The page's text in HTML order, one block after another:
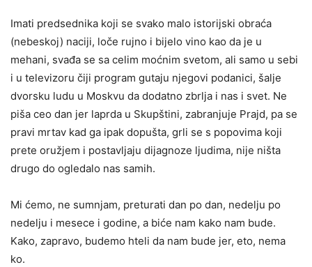
Imati predsednika koji se svako malo istorijski obraća
(nebeskoj) naciji, loče rujno i bijelo vino kao da je u
mehani, svađa se sa celim moćnim svetom, ali samo u sebi
i u televizoru čiji program gutaju njegovi podanici, šalje
dvorsku ludu u Moskvu da dodatno zbrlja i nas i svet. Ne
piša ceo dan jer laprda u Skupštini, zabranjuje Prajd, pa se
pravi mrtav kad ga ipak dopušta, grli se s popovima koji
prete oružjem i postavljaju dijagnoze ljudima, nije ništa
drugo do ogledalo nas samih.
Mi ćemo, ne sumnjam, preturati dan po dan, nedelju po
nedelju i mesece i godine, a biće nam kako nam bude.
Kako, zapravo, budemo hteli da nam bude jer, eto, nema
ko.